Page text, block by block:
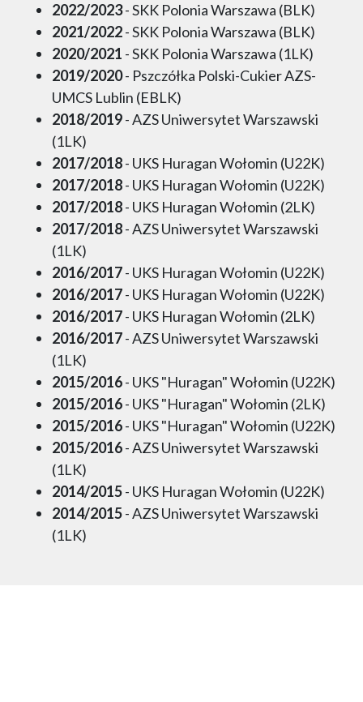
2022/2023- SKK Polonia Warszawa (BLK)
2021/2022- SKK Polonia Warszawa (BLK)
2020/2021 - SKK Polonia Warszawa (1LK)
2019/2020- Pszczółka Polski-Cukier AZS-
UMCS Lublin (EBLK)
2018/2019- AZS Uniwersytet Warszawski
(1LK)
2017/2018- UKS Huragan Wołomin (U22K)
2017/2018- UKS Huragan Wołomin (U22K)
2017/2018- UKS Huragan Wołomin (2LK)
2017/2018- AZS Uniwersytet Warszawski
(1LK)
2016/2017- UKS Huragan Wołomin (U22K)
2016/2017- UKS Huragan Wołomin (U22K)
2016/2017- UKS Huragan Wołomin (2LK)
2016/2017- AZS Uniwersytet Warszawski
(1LK)
2015/2016- UKS "Huragan" Wołomin (U22K)
2015/2016- UKS "Huragan" Wołomin (2LK)
2015/2016- UKS "Huragan" Wołomin (U22K)
2015/2016- AZS Uniwersytet Warszawski
(1LK)
2014/2015- UKS Huragan Wołomin (U22K)
2014/2015- AZS Uniwersytet Warszawski
(1LK)